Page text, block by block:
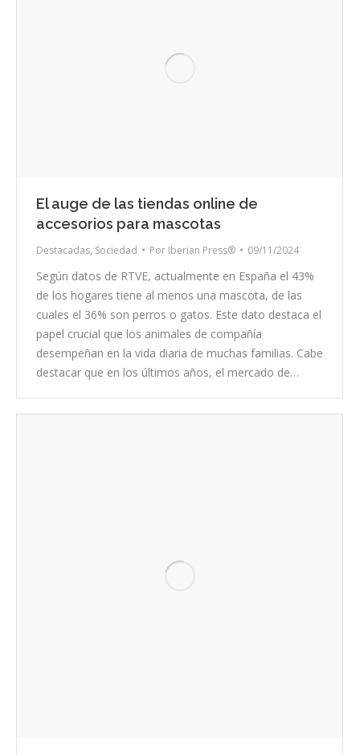
El auge de las tiendas online de
accesorios para mascotas
Destacadas, Sociedad Por Iberian Press® 09/11/2024
Según datos de RTVE, actualmente en España el 43%
de los hogares tiene al menos una mascota, de las
cuales el 36% son perros o gatos. Este dato destaca el
papel crucial que los animales de compañía
desempeñan en la vida diaria de muchas familias. Cabe
destacar que en los últimos años, el mercado de…